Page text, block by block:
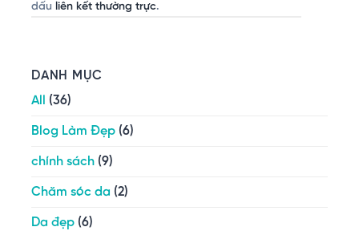
dấu liên kết thường trực.
DANH MỤC
All
(36)
Blog Làm Đẹp (6)
chính sách (9)
Chăm sóc da (2)
Da đẹp (6)